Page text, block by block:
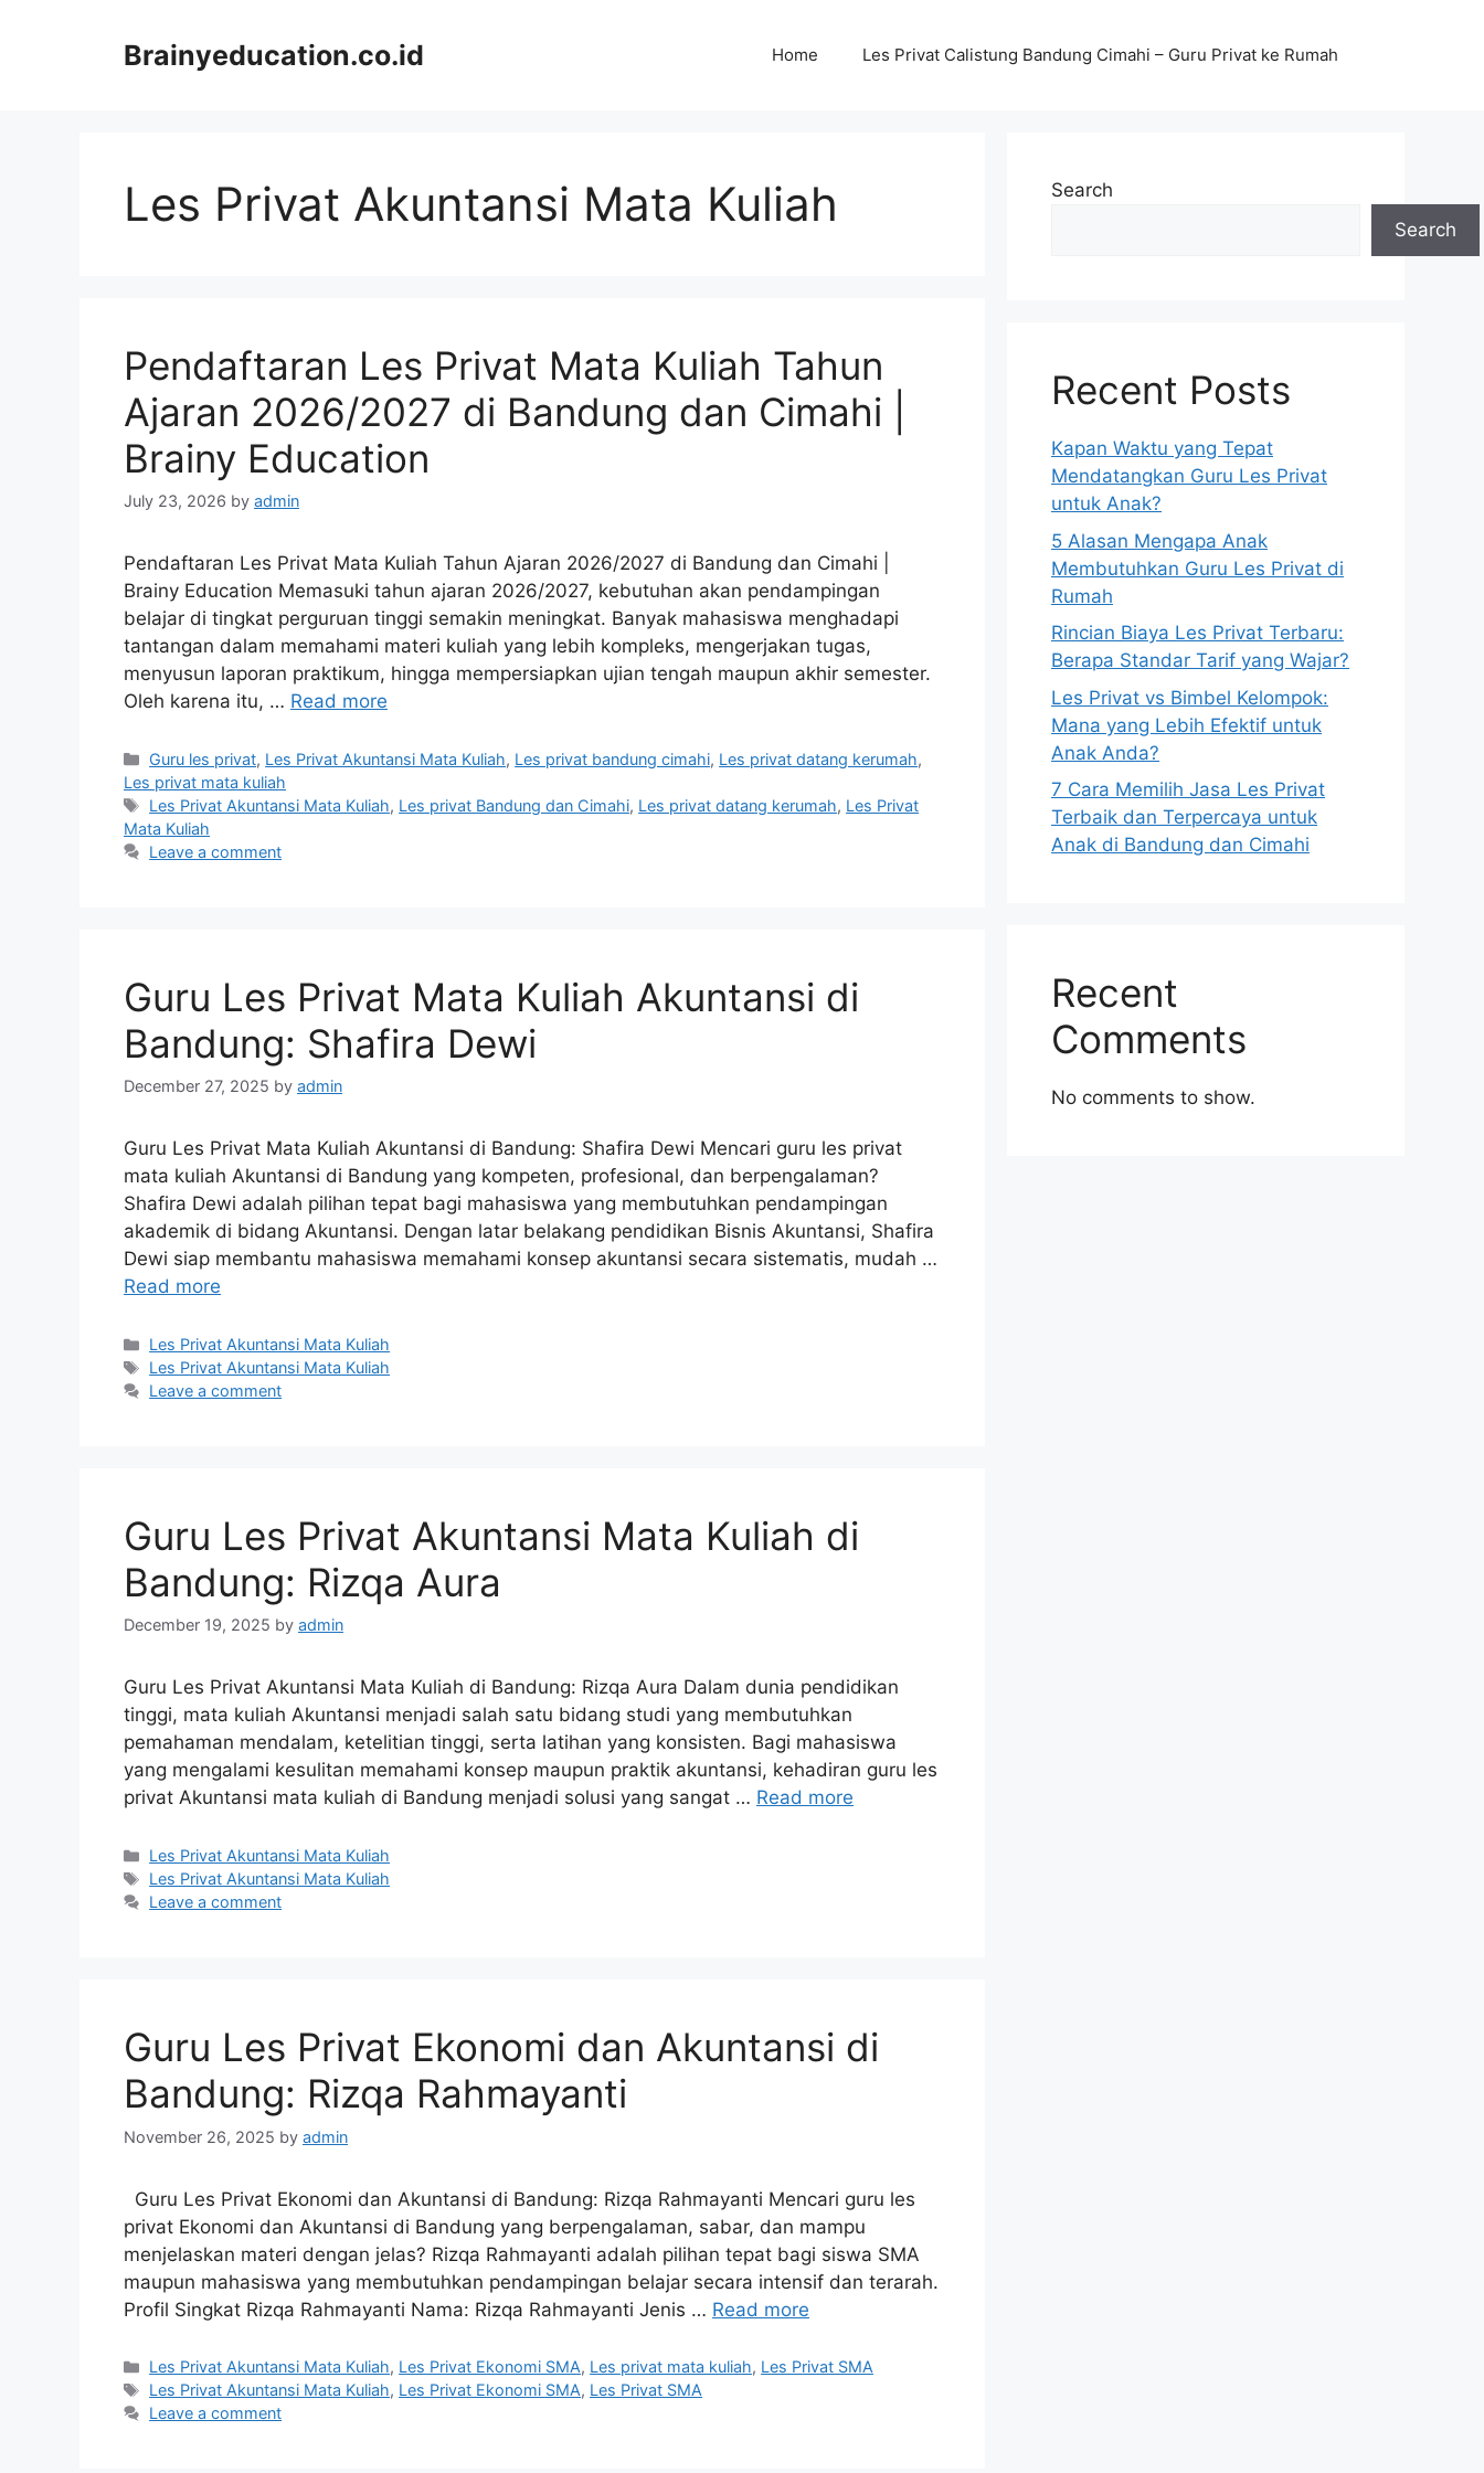
Brainyeducation.co.id Home Les Privat Calistung Bandung Cimahi – Guru Privat ke Rumah
Les Privat Akuntansi Mata Kuliah
Pendaftaran Les Privat Mata Kuliah Tahun
Ajaran 2026/2027 di Bandung dan Cimahi |
Brainy Education
July 23, 2026 by admin
Pendaftaran Les Privat Mata Kuliah Tahun Ajaran 2026/2027 di Bandung dan Cimahi |
Brainy Education Memasuki tahun ajaran 2026/2027, kebutuhan akan pendampingan
belajar di tingkat perguruan tinggi semakin meningkat. Banyak mahasiswa menghadapi
tantangan dalam memahami materi kuliah yang lebih kompleks, mengerjakan tugas,
menyusun laporan praktikum, hingga mempersiapkan ujian tengah maupun akhir semester.
Oleh karena itu, … Read more
Categories
Guru les privat, Les Privat Akuntansi Mata Kuliah, Les privat bandung cimahi, Les privat datang kerumah,
Les privat mata kuliah
Tags
Les Privat Akuntansi Mata Kuliah, Les privat Bandung dan Cimahi, Les privat datang kerumah, Les Privat
Mata Kuliah
Leave a comment
Guru Les Privat Mata Kuliah Akuntansi di
Bandung: Shafira Dewi
December 27, 2025 by admin
Guru Les Privat Mata Kuliah Akuntansi di Bandung: Shafira Dewi Mencari guru les privat
mata kuliah Akuntansi di Bandung yang kompeten, profesional, dan berpengalaman?
Shafira Dewi adalah pilihan tepat bagi mahasiswa yang membutuhkan pendampingan
akademik di bidang Akuntansi. Dengan latar belakang pendidikan Bisnis Akuntansi, Shafira
Dewi siap membantu mahasiswa memahami konsep akuntansi secara sistematis, mudah …
Read more
Categories
Les Privat Akuntansi Mata Kuliah
Tags
Les Privat Akuntansi Mata Kuliah
Leave a comment
Guru Les Privat Akuntansi Mata Kuliah di
Bandung: Rizqa Aura
December 19, 2025 by admin
Guru Les Privat Akuntansi Mata Kuliah di Bandung: Rizqa Aura Dalam dunia pendidikan
tinggi, mata kuliah Akuntansi menjadi salah satu bidang studi yang membutuhkan
pemahaman mendalam, ketelitian tinggi, serta latihan yang konsisten. Bagi mahasiswa
yang mengalami kesulitan memahami konsep maupun praktik akuntansi, kehadiran guru les
privat Akuntansi mata kuliah di Bandung menjadi solusi yang sangat … Read more
Categories
Les Privat Akuntansi Mata Kuliah
Tags
Les Privat Akuntansi Mata Kuliah
Leave a comment
Guru Les Privat Ekonomi dan Akuntansi di
Bandung: Rizqa Rahmayanti
November 26, 2025 by admin
Guru Les Privat Ekonomi dan Akuntansi di Bandung: Rizqa Rahmayanti Mencari guru les
privat Ekonomi dan Akuntansi di Bandung yang berpengalaman, sabar, dan mampu
menjelaskan materi dengan jelas? Rizqa Rahmayanti adalah pilihan tepat bagi siswa SMA
maupun mahasiswa yang membutuhkan pendampingan belajar secara intensif dan terarah.
Profil Singkat Rizqa Rahmayanti Nama: Rizqa Rahmayanti Jenis … Read more
Categories
Les Privat Akuntansi Mata Kuliah, Les Privat Ekonomi SMA, Les privat mata kuliah, Les Privat SMA
Tags
Les Privat Akuntansi Mata Kuliah, Les Privat Ekonomi SMA, Les Privat SMA
Leave a comment
Search
Search
Recent Posts
Kapan Waktu yang Tepat
Mendatangkan Guru Les Privat
untuk Anak?
5 Alasan Mengapa Anak
Membutuhkan Guru Les Privat di
Rumah
Rincian Biaya Les Privat Terbaru:
Berapa Standar Tarif yang Wajar?
Les Privat vs Bimbel Kelompok:
Mana yang Lebih Efektif untuk
Anak Anda?
7 Cara Memilih Jasa Les Privat
Terbaik dan Terpercaya untuk
Anak di Bandung dan Cimahi
Recent
Comments
No comments to show.